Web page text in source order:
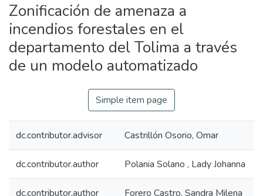
Zonificación de amenaza a
incendios forestales en el
departamento del Tolima a través
de un modelo automatizado
Simple item page
dc.contributor.advisor Castrillón Osorio, Omar
dc.contributor.author Polania Solano , Lady Johanna
dc.contributor.author Forero Castro, Sandra Milena